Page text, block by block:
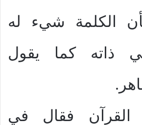
الكلمة شيء له
ذاته كما يقول
فقال في